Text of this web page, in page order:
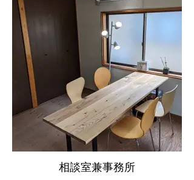
相談室兼事務所